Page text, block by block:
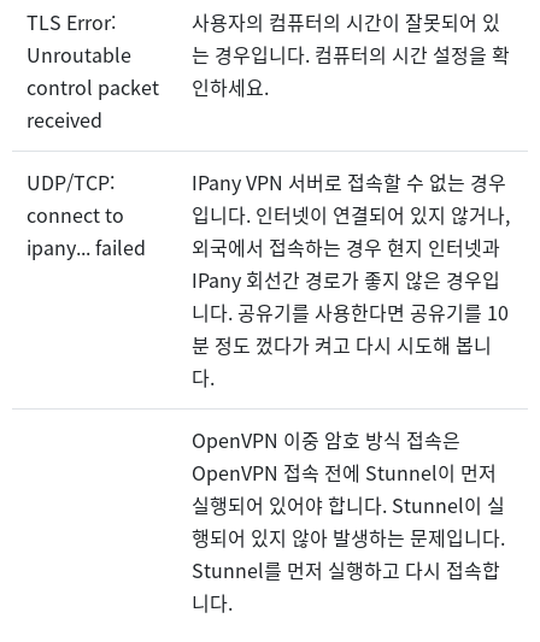
TLS Error:
Unroutable
control packet
received
사용자의 컴퓨터의 시간이 잘못되어 있
는 경우입니다. 컴퓨터의 시간 설정을 확
인하세요.
UDP/TCP:
connect to
ipany... failed
IPany VPN 서버로 접속할 수 없는 경우
입니다. 인터넷이 연결되어 있지 않거나,
외국에서 접속하는 경우 현지 인터넷과
IPany 회선간 경로가 좋지 않은 경우입
니다. 공유기를 사용한다면 공유기를 10
분 정도 껐다가 켜고 다시 시도해 봅니
다.
OpenVPN 이중 암호 방식 접속은
OpenVPN 접속 전에 Stunnel이 먼저
실행되어 있어야 합니다. Stunnel이 실
행되어 있지 않아 발생하는 문제입니다.
Stunnel를 먼저 실행하고 다시 접속합
니다.